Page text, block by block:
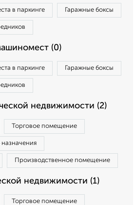
в паркинге Гаражные боксы
(0)
в паркинге Гаражные боксы
недвижимости (2)
Торговое помещение
Производственное помещение
недвижимости (1)
Торговое помещение